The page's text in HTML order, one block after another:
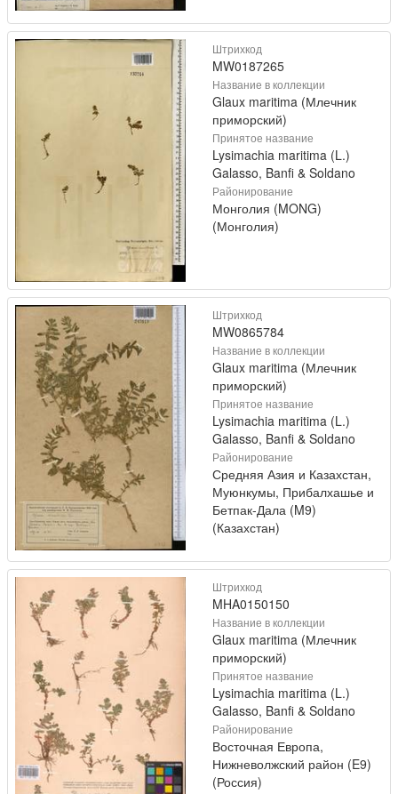
Штрихкод
MW0187265
Название в коллекции
Glaux maritima (Млечник
приморский)
Принятое название
Lysimachia maritima (L.)
Galasso, Banfi & Soldano
Районирование
Монголия (MONG)
(Монголия)
Штрихкод
MW0865784
Название в коллекции
Glaux maritima (Млечник
приморский)
Принятое название
Lysimachia maritima (L.)
Galasso, Banfi & Soldano
Районирование
Средняя Азия и Казахстан,
Муюнкумы, Прибалхашье и
Бетпак-Дала (M9)
(Казахстан)
Штрихкод
MHA0150150
Название в коллекции
Glaux maritima (Млечник
приморский)
Принятое название
Lysimachia maritima (L.)
Galasso, Banfi & Soldano
Районирование
Восточная Европа,
Нижневолжский район (E9)
(Россия)